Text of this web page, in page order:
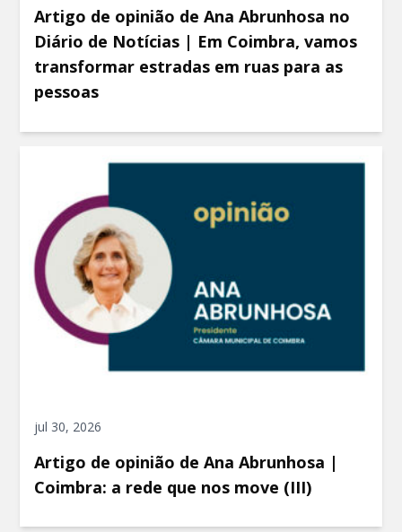
Artigo de opinião de Ana Abrunhosa no
Diário de Notícias | Em Coimbra, vamos
transformar estradas em ruas para as
pessoas
jul 30, 2026
Artigo de opinião de Ana Abrunhosa |
Coimbra: a rede que nos move (III)